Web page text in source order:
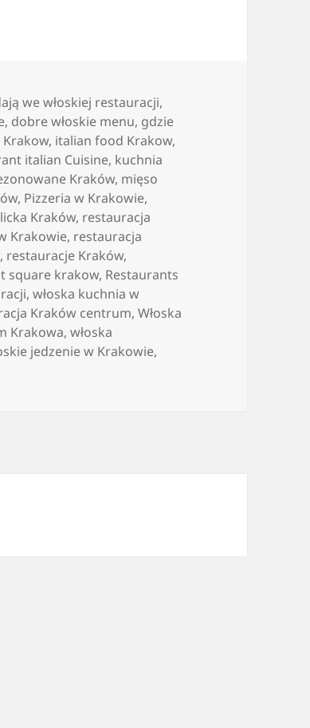
we włoskiej restauracji,
, dobre włoskie menu, gdzie
Krakow, italian food Krakow,
italian Cuisine, kuchnia
Kraków, mięso
, Pizzeria w Krakowie,
Kraków, restauracja
Krakowie, restauracja
, restauracje Kraków,
square krakow, Restaurants
,włoska kuchnia w
Kraków centrum,Włoska
Krakowa,włoska
jedzenie w Krakowie,